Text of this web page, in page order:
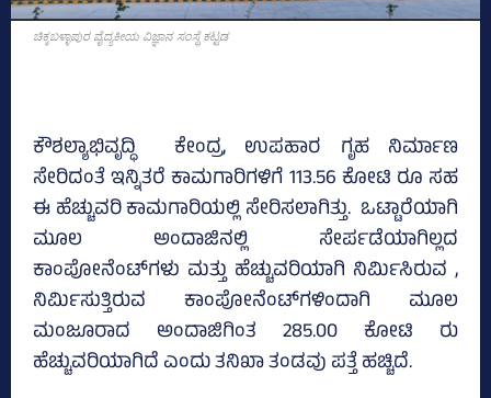
ಚಿಕ್ಕಬಳ್ಳಾಪುರ ವೈದ್ಯಕೀಯ ವಿಜ್ಞಾನ ಸಂಸ್ಥೆ ಕಟ್ಟಡ
ಕೌಶಲ್ಯಾಭಿವೃದ್ಧಿ ಕೇಂದ್ರ, ಉಪಹಾರ ಗೃಹ ನಿರ್ಮಾಣ
ಸೇರಿದಂತೆ ಇನ್ನಿತರೆ ಕಾಮಗಾರಿಗಳಿಗೆ 113.56 ಕೋಟಿ ರೂ ಸಹ
ಈ ಹೆಚ್ಚುವರಿ ಕಾಮಗಾರಿಯಲ್ಲಿ ಸೇರಿಸಲಾಗಿತ್ತು. ಒಟ್ಟಾರೆಯಾಗಿ
ಮೂಲ ಅಂದಾಜಿನಲ್ಲಿ ಸೇರ್ಪಡೆಯಾಗಿಲ್ಲದ
ಕಾಂಪೋನೆಂಟ್‌ಗಳು ಮತ್ತು ಹೆಚ್ಚುವರಿಯಾಗಿ ನಿರ್ಮಿಸಿರುವ ,
ನಿರ್ಮಿಸುತ್ತಿರುವ ಕಾಂಪೋನೆಂಟ್‌ಗಳಿಂದಾಗಿ ಮೂಲ
ಮಂಜೂರಾದ ಅಂದಾಜಿಗಿಂತ 285.00 ಕೋಟಿ ರು
ಹೆಚ್ಚುವರಿಯಾಗಿದೆ ಎಂದು ತನಿಖಾ ತಂಡವು ಪತ್ತೆ ಹಚ್ಚಿದೆ.